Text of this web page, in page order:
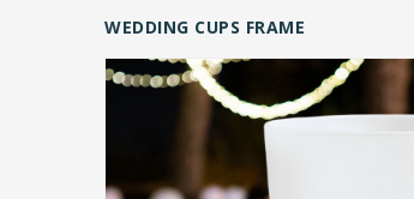
WEDDING CUPS FRAME